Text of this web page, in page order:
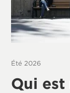
Été 2026
Qui